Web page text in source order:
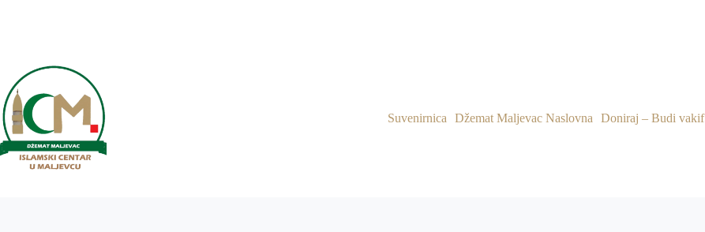
Suvenirnica Džemat Maljevac Naslovna Doniraj – Budi vakif